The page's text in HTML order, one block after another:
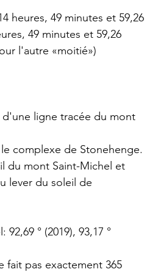
heures, 49 minutes et 59,26
49 minutes et 59,26
l'autre «moitié»)
d'une ligne tracée du mont
complexe de Stonehenge.
du mont Saint-Michel et
lever du soleil de
° (2019), 93,17 °
fait pas exactement 365